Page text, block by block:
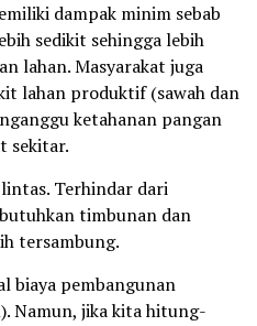
dampak minim sebab
sedikit sehingga lebih
lahan. Masyarakat juga
lahan produktif (sawah dan
ketahanan pangan
sekitar.
Terhindar dari
timbunan dan
tersambung.
biaya pembangunan
Namun, jika kita hitung-